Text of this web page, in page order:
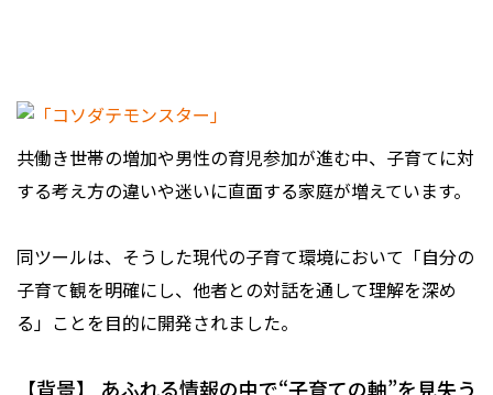
共働き世帯の増加や男性の育児参加が進む中、子育てに対
する考え方の違いや迷いに直面する家庭が増えています。
同ツールは、そうした現代の子育て環境において「自分の
子育て観を明確にし、他者との対話を通して理解を深め
る」ことを目的に開発されました。
【背景】 あふれる情報の中で“子育ての軸”を見失う